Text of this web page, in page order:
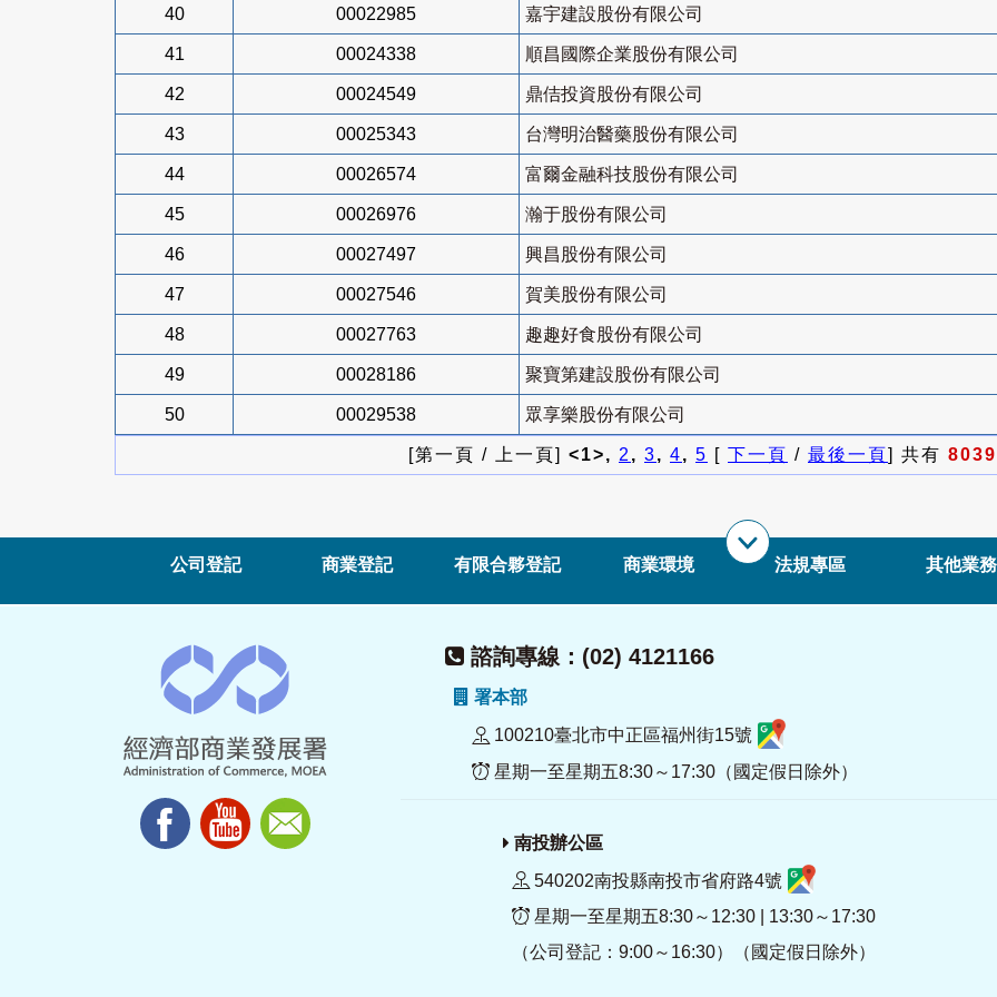
40 00022985 嘉宇建設股份有限公司
41 00024338 順昌國際企業股份有限公司
42 00024549 鼎佶投資股份有限公司
43 00025343 台灣明治醫藥股份有限公司
44 00026574 富爾金融科技股份有限公司
45 00026976 瀚于股份有限公司
46 00027497 興昌股份有限公司
47 00027546 賀美股份有限公司
48 00027763 趣趣好食股份有限公司
49 00028186 聚寶第建設股份有限公司
50 00029538 眾享樂股份有限公司
[第一頁 / 上一頁] <1>, 2, 3, 4, 5 [ 下一頁 / 最後一頁] 共有 8039
公司登記 商業登記 有限合夥登記 商業環境 法規專區 其他業務
諮詢專線：(02) 4121166
署本部
100210臺北市中正區福州街15號
星期一至星期五8:30～17:30（國定假日除外）
南投辦公區
540202南投縣南投市省府路4號
星期一至星期五8:30～12:30 | 13:30～17:30
（公司登記：9:00～16:30）（國定假日除外）